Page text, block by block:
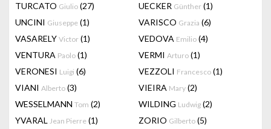
TURCATO Giulio (27) UECKER Günther (1)
UNCINI Giuseppe (1) VARISCO Grazia (6)
VASARELY Victor (1) VEDOVA Emilio (4)
VENTURA Paolo (1) VERMI Arturo (1)
VERONESI Luigi (6) VEZZOLI Francesco (1)
VIANI Alberto (3) VIEIRA Mary (2)
WESSELMANN Tom (2) WILDING Ludwig (2)
YVARAL Jean Pierre (1) ZORIO Gilberto (5)